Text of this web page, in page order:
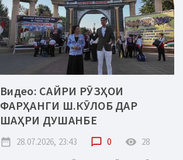
Видео: САЙРИ РӮЗҲОИ
ФАРҲАНГИ Ш.КӮЛОБ ДАР
ШАҲРИ ДУШАНБЕ
date_range 28.07.2026, 23:43 chat_bubble_outline 0 remove_red_eye 28